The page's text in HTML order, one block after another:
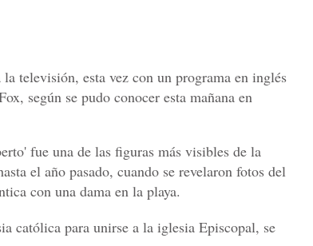
televisión, esta vez con un programa en inglés
según se pudo conocer esta mañana en
fue una de las figuras más visibles de la
el año pasado, cuando se revelaron fotos del
con una dama en la playa.
católica para unirse a la iglesia Episcopal, se